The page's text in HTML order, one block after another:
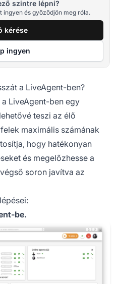
szintre lépni?
ingyen és győződjön meg róla.
kérése
ingyen
a LiveAgent-ben?
LiveAgent-ben egy
teszi az élő
maximális számának
hogy hatékonyan
és megelőzhesse a
soron javítva az
be.